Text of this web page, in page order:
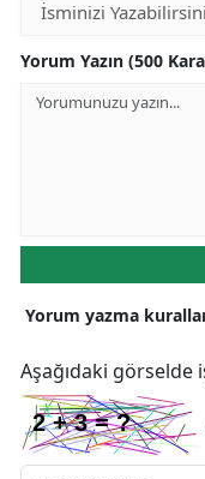
Yorum Yazın (500
Yorum yazma
Aşağıdaki görselde